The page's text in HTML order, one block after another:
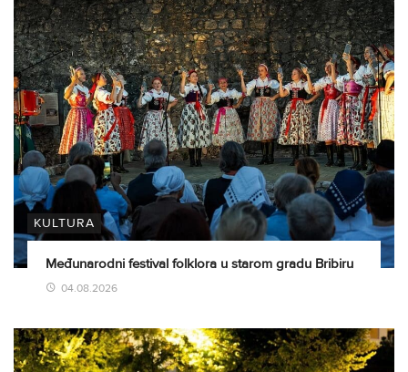
KULTURA
Međunarodni festival folklora u starom gradu Bribiru
04.08.2026